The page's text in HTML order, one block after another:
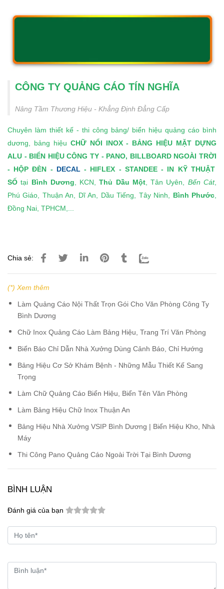
CÔNG TY QUẢNG CÁO TÍN NGHĨA
Nâng Tầm Thương Hiệu - Khẳng Định Đẳng Cấp
Chuyên làm thiết kế - thi công bảng/ biển hiệu quảng cáo bình
dương , bảng hiệu CHỮ NỔI INOX- BẢNG HIỆU MẶT DỰNG
ALU - BIỂN HIỆU CÔNG TY - PANO, BILLBOARD NGOÀI TRỜI
- HỘP ĐÈN - DECAL - HIFLEX - STANDEE- IN KỸ THUẬT
SỐ tại Bình Dương , KCN,Thủ Dầu Một, Tân Uyên, Bến Cát,
Phú Giáo, Thuận An, Dĩ An, Dầu Tiếng, Tây Ninh, Bình Phước
Đồng Nai, TPHCM,...
Chia sẻ:
(*) Xem thêm
Làm Quảng Cáo Nội Thất Trọn Gói Cho Văn Phòng Công Ty
Bình Dương
Chữ Inox Quảng Cáo Làm Bảng Hiệu, Trang Trí Văn Phòng
Biển Báo Chỉ Dẫn Nhà Xưởng Dùng Cảnh Báo, Chỉ Hướng
Bảng Hiệu Cơ Sở Khám Bệnh - Những Mẫu Thiết Kế Sang
Trọng
Làm Chữ Quảng Cáo Biển Hiệu, Biển Tên Văn Phòng
Làm Bảng Hiệu Chữ Inox Thuận An
Bảng Hiệu Nhà Xưởng VSIP Bình Dương | Biển Hiệu Kho, Nhà
Máy
Thi Công Pano Quảng Cáo Ngoài Trời Tại Bình Dương
BÌNH LUẬN
Đánh giá của bạn